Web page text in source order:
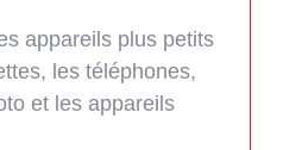
appareils plus petits
les téléphones,
et les appareils